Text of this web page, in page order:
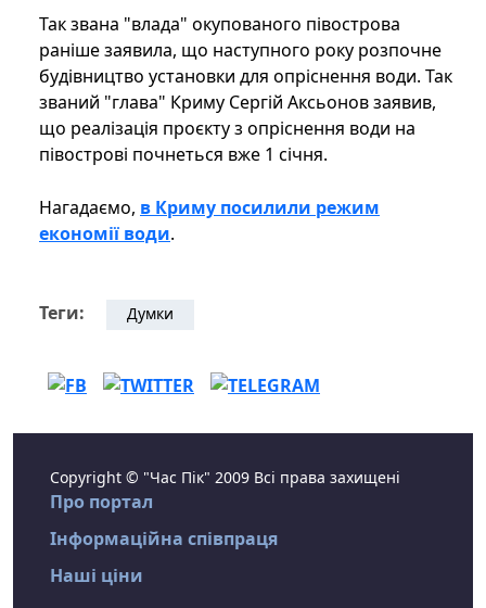
Так звана "влада" окупованого півострова
раніше заявила, що наступного року розпочне
будівництво установки для опріснення води. Так
званий "глава" Криму Сергій Аксьонов заявив,
що реалізація проєкту з опріснення води на
півострові почнеться вже 1 січня.
Нагадаємо, в Криму посилили режим
економії води.
Теги: Думки
Copyright © "Час Пік" 2009 Всі права захищені
Про портал
Інформаційна співпраця
Наші ціни